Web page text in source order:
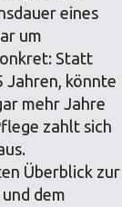
eines
um
Statt
Jahren, könnte
mehr Jahre
zahlt sich
Überblick zur
dem